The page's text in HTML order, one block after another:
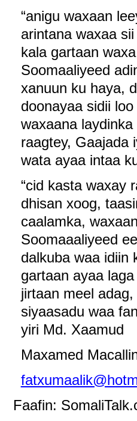
“anigu waxaan
arintana waxaa
kala gartaan
Soomaaliyeed
xanuun ku haya,
doonayaa sidii
waxaana
raagtey, Gaajada
wata ayaa intaa
“cid kasta waxay
dhisan xoog,
caalamka,
Soomaaaliyeed
dalkuba waa idiin
gartaan ayaa
jirtaan meel
siyaasadu waa
yiri Md. Xaamud
Maxamed
Faafin: